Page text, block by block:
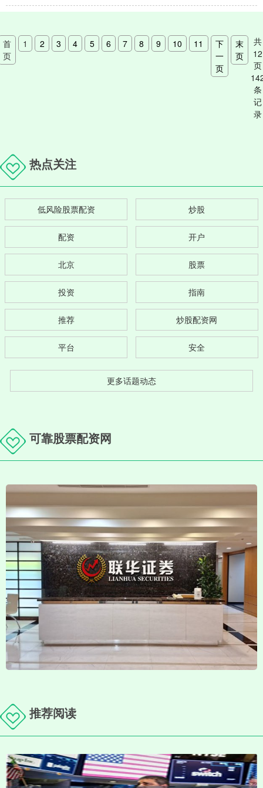
首
页
1 2 3 4 5 6 7 8 9 10 11
下
一
页
末
页
共
12
页
条
记
录
热点关注
低风险股票配资 炒股
配资 开户
北京 股票
投资 指南
推荐 炒股配资网
平台 安全
更多话题动态
可靠股票配资网
推荐阅读